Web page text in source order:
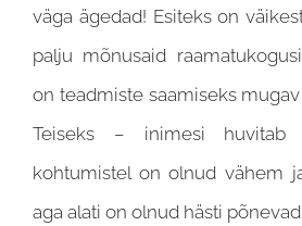
väga ägedad! Esiteks on
palju mõnusaid
on teadmiste saamiseks
Teiseks – inimesi huvitab
kohtumistel on olnud vähem
aga alati on olnud hästi